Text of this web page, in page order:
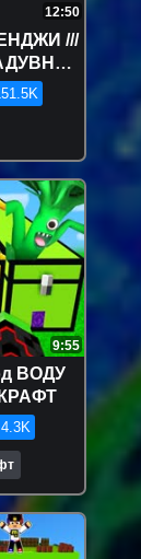
12:50
///
9:55
ВОДУ